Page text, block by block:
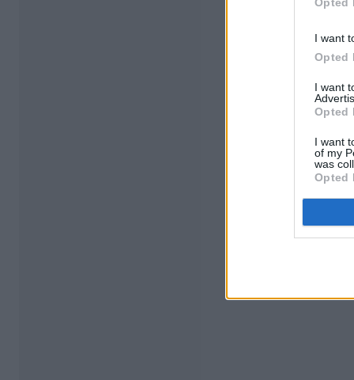
I want
Opted
I want
Opted
I want
of my
was
Opted